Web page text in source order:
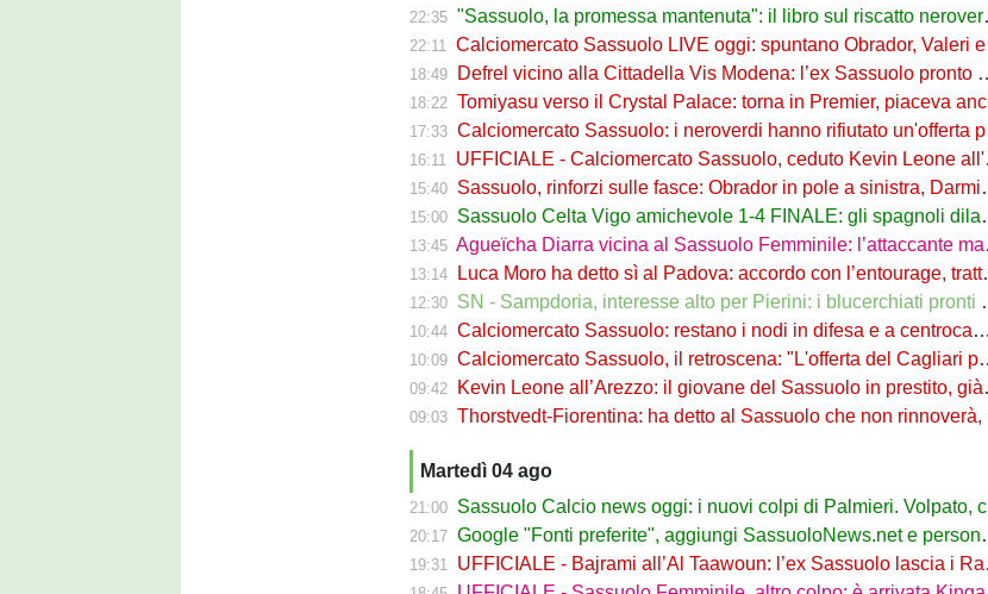
22:35 "Sassuolo, la promessa mantenuta": il libro sul riscatto neroverde su Amazon e in libreria
22:11 Calciomercato Sassuolo LIVE oggi: spuntano Obrador, Valeri e Darmian per la difesa
18:49 Defrel vicino alla Cittadella Vis Modena: l’ex Sassuolo pronto a scendere in Serie D
18:22 Tomiyasu verso il Crystal Palace: torna in Premier, piaceva anche al Sassuolo
17:33 Calciomercato Sassuolo: i neroverdi hanno rifiutato un'offerta per Pinamonti
16:11 UFFICIALE - Calciomercato Sassuolo, ceduto Kevin Leone all'Arezzo: il comunicato
15:40 Sassuolo, rinforzi sulle fasce: Obrador in pole a sinistra, Darmian soluzione a destra
15:00 Sassuolo Celta Vigo amichevole 1-4 FINALE: gli spagnoli dilagano nel finale
13:45 Agueïcha Diarra vicina al Sassuolo Femminile: l’attaccante maliana a parametro zero dal PSG
13:14 Luca Moro ha detto sì al Padova: accordo con l’entourage, trattativa con il Sassuolo in corso
12:30 SN - Sampdoria, interesse alto per Pierini: i blucerchiati pronti a riprovarci a fine calciomercato
10:44 Calciomercato Sassuolo: restano i nodi in difesa e a centrocampo. Occhio alle uscite
10:09 Calciomercato Sassuolo, il retroscena: "L'offerta del Cagliari per Adzic era più alta"
09:42 Kevin Leone all’Arezzo: il giovane del Sassuolo in prestito, già in campo a Rigutino
09:03 Thorstvedt-Fiorentina: ha detto al Sassuolo che non rinnoverà, viola in agguato
Martedì 04 ago
21:00 Sassuolo Calcio news oggi: i nuovi colpi di Palmieri. Volpato, caso rientrato
20:17 Google "Fonti preferite", aggiungi SassuoloNews.net e personalizza le tue notizie
19:31 UFFICIALE - Bajrami all’Al Taawoun: l’ex Sassuolo lascia i Rangers e riparte dall’Arabia Saudita